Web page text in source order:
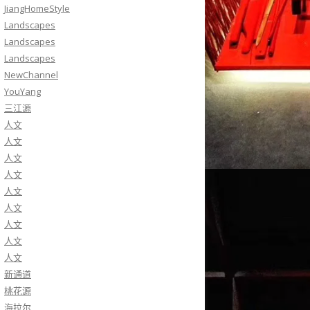
JiangHomeStyle
Landscapes
Landscapes
Landscapes
NewChannel
YouYang
三江源
人文
人文
人文
人文
人文
人文
人文
人文
人文
新通道
桃花源
海拉尔